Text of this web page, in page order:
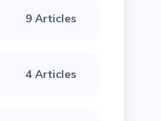
9 Articles
4 Articles